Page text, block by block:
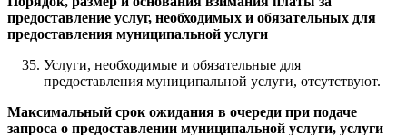
предоставление услуг, необходимых и обязательных для
предоставления муниципальной услуги
Услуги, необходимые и обязательные для
предоставления муниципальной услуги, отсутствуют.
Максимальный срок ожидания в очереди при подаче
запроса о предоставлении муниципальной услуги, услуги